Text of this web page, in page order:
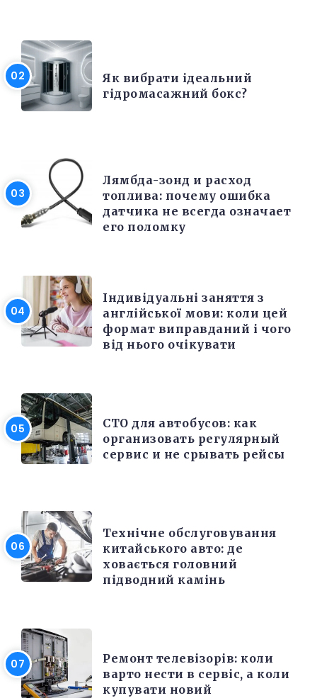
Як вибрати ідеальний
гідромасажний бокс?
Лямбда-зонд и расход
топлива: почему ошибка
датчика не всегда означает
его поломку
Індивідуальні заняття з
англійської мови: коли цей
формат виправданий і чого
від нього очікувати
СТО для автобусов: как
организовать регулярный
сервис и не срывать рейсы
Технічне обслуговування
китайського авто: де
ховається головний
підводний камінь
Ремонт телевізорів: коли
варто нести в сервіс, а коли
купувати новий